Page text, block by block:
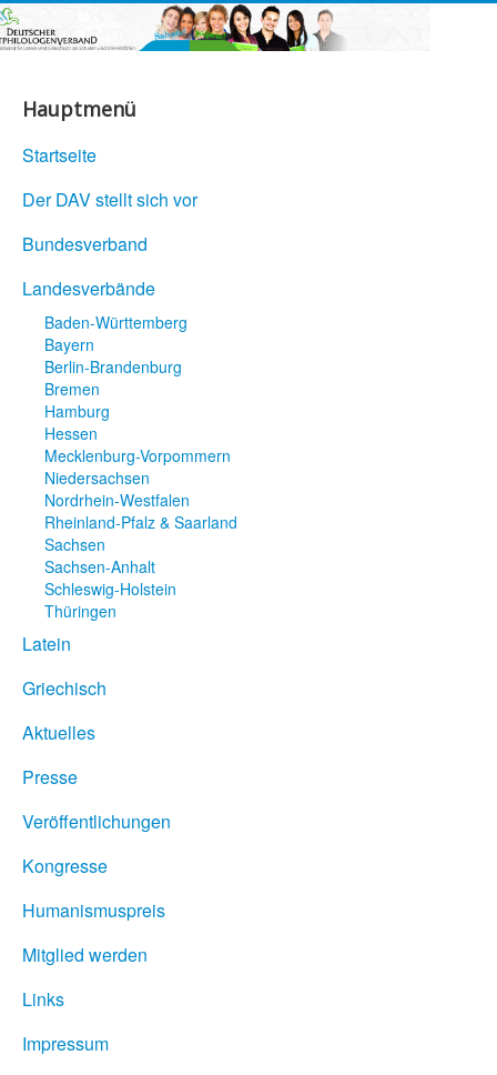
Hauptmenü
Startseite
Der DAV stellt sich vor
Bundesverband
Landesverbände
Baden-Württemberg
Bayern
Berlin-Brandenburg
Bremen
Hamburg
Hessen
Mecklenburg-Vorpommern
Niedersachsen
Nordrhein-Westfalen
Rheinland-Pfalz & Saarland
Sachsen
Sachsen-Anhalt
Schleswig-Holstein
Thüringen
Latein
Griechisch
Aktuelles
Presse
Veröffentlichungen
Kongresse
Humanismuspreis
Mitglied werden
Links
Impressum